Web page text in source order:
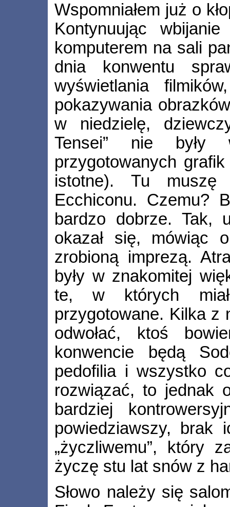
Wspomniałem już o
Kontynuując
komputerem na sali
dnia konwentu
wyświetlania
pokazywania
w niedzielę,
Tensei” nie były
przygotowanych
istotne). Tu muszę
Ecchiconu. Czemu?
bardzo dobrze. Tak,
okazał się, mówiąc
zrobioną imprezą.
były w znakomitej
te, w których
przygotowane. Kilka z
odwołać, ktoś
konwencie będą
pedofilia i wszystko
rozwiązać, to jednak
bardziej
powiedziawszy, brak
„życzliwemu”, który
życzę stu lat snów z
Słowo należy się